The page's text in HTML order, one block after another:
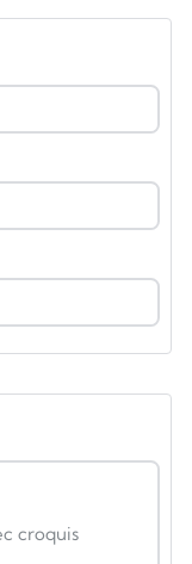
croquis